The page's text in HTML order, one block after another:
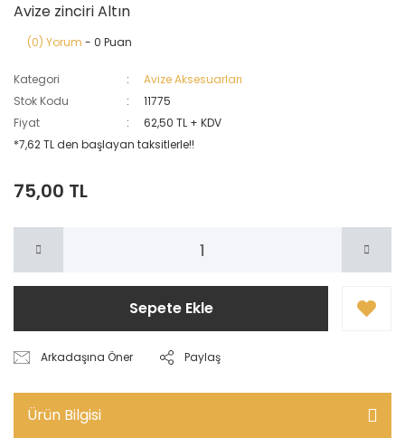
Avize zinciri Altın
(0) Yorum - 0 Puan
Kategori
Avize Aksesuarları
Stok Kodu
11775
Fiyat
62,50 TL + KDV
*7,62 TL den başlayan taksitlerle!!
75,00 TL
Sepete Ekle
Arkadaşına Öner Paylaş
Ürün Bilgisi